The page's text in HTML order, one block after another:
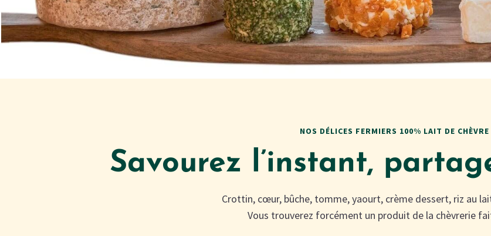
NOS DÉLICES FERMIERS 100% LAIT DE CHÈVRE
Savourez l’instant,
Crottin, cœur, bûche, tomme, yaourt, crème dessert, riz au
Vous trouverez forcément un produit de la chèvrerie